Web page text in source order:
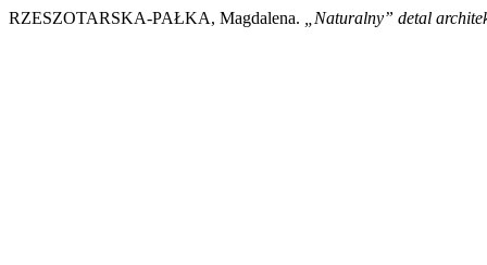
RZESZOTARSKA-PAŁKA, Magdalena. „Naturalny” detal